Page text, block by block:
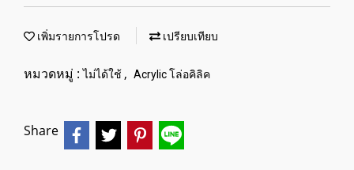
เพิ่มรายการโปรด เปรียบเทียบ
หมวดหมู่ :ไม่ได้ใช้ , Acrylic โล่อคิลิค
Share